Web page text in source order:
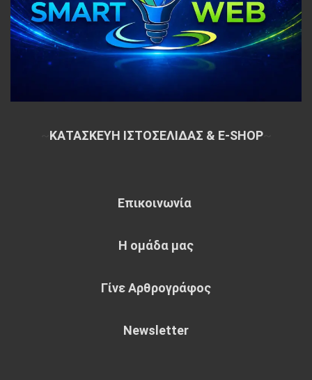
ΚΑΤΑΣΚΕΥΗ ΙΣΤΟΣΕΛΙΔΑΣ & E-SHOP~
Επικοινωνία
Η ομάδα μας
Γίνε Αρθρογράφος
Newsletter